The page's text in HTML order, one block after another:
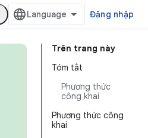
Đăng nhập
Trên trang này
Tóm tắt
Phương thức
công khai
Phương thức công
khai